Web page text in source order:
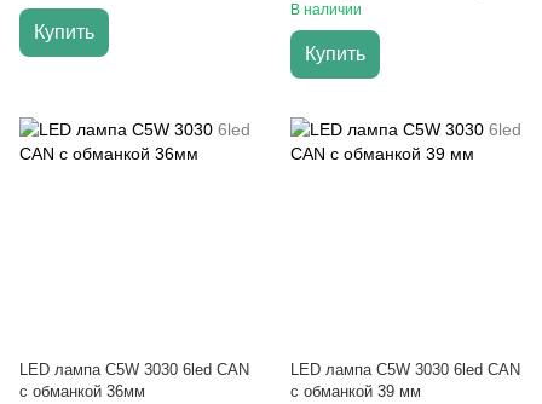
Купить
В наличии
Купить
LED лампа C5W 3030 6led CAN
с обманкой 36мм
LED лампа C5W 3030 6led CAN
с обманкой 39 мм